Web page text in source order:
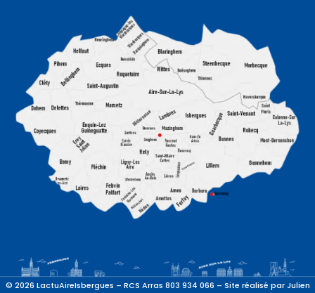
© 2026 LactuAireIsbergues – RCS Arras 803 934 066 – Site réalisé parJulien